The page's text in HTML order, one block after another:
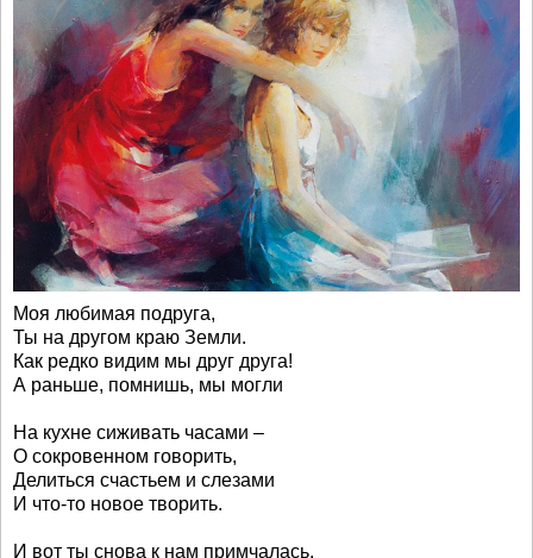
Моя любимая подруга,
Ты на другом краю Земли.
Как редко видим мы друг друга!
А раньше, помнишь, мы могли
На кухне сиживать часами –
О сокровенном говорить,
Делиться счастьем и слезами
И что-то новое творить.
И вот ты снова к нам примчалась,